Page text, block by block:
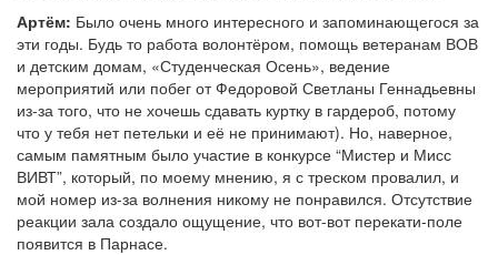
Артём: Было очень много интересного и запоминающегося за
эти годы. Будь то работа волонтёром, помощь ветеранам ВОВ
и детским домам, «Студенческая Осень», ведение
мероприятий или побег от Федоровой Светланы Геннадьевны
из-за того, что не хочешь сдавать куртку в гардероб, потому
что у тебя нет петельки и её не принимают). Но, наверное,
самым памятным было участие в конкурсе “Мистер и Мисс
ВИВТ”, который, по моему мнению, я с треском провалил, и
мой номер из-за волнения никому не понравился. Отсутствие
реакции зала создало ощущение, что вот-вот перекати-поле
появится в Парнасе.